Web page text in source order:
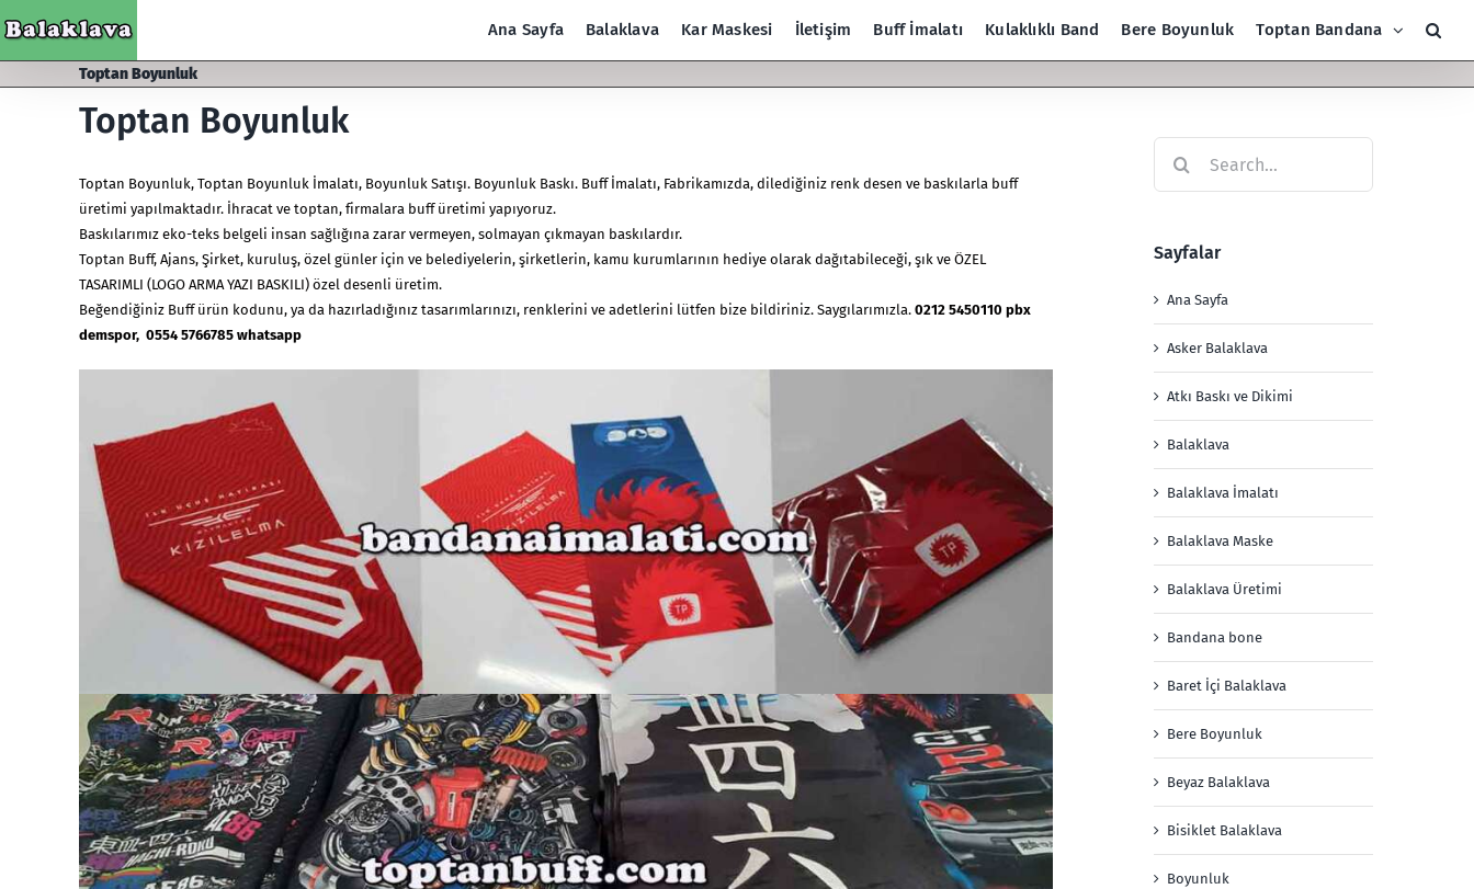
to
content
Ana Sayfa Balaklava Kar Maskesi İletişim Buff İmalatı Kulaklıklı Band Bere Boyunluk Toptan Bandana
Toptan Boyunluk
Toptan Boyunluk
Toptan Boyunluk, Toptan Boyunluk İmalatı, Boyunluk Satışı. Boyunluk Baskı. Buff İmalatı, Fabrikamızda, dilediğiniz renk desen ve baskılarla buff
üretimi yapılmaktadır. İhracat ve toptan, firmalara buff üretimi yapıyoruz.
Baskılarımız eko-teks belgeli insan sağlığına zarar vermeyen, solmayan çıkmayan baskılardır.
Toptan Buff, Ajans, Şirket, kuruluş, özel günler için ve belediyelerin, şirketlerin, kamu kurumlarının hediye olarak dağıtabileceği, şık ve ÖZEL
TASARIMLI (LOGO ARMA YAZI BASKILI) özel desenli üretim.
Beğendiğiniz Buff ürün kodunu, ya da hazırladığınız tasarımlarınızı, renklerini ve adetlerini lütfen bize bildiriniz. Saygılarımızla. 0212 5450110 pbx
demspor, 0554 5766785 whatsapp
Sayfalar
Ana Sayfa
Asker Balaklava
Atkı Baskı ve Dikimi
Balaklava
Balaklava İmalatı
Balaklava Maske
Balaklava Üretimi
Bandana bone
Baret İçi Balaklava
Bere Boyunluk
Beyaz Balaklava
Bisiklet Balaklava
Boyunluk